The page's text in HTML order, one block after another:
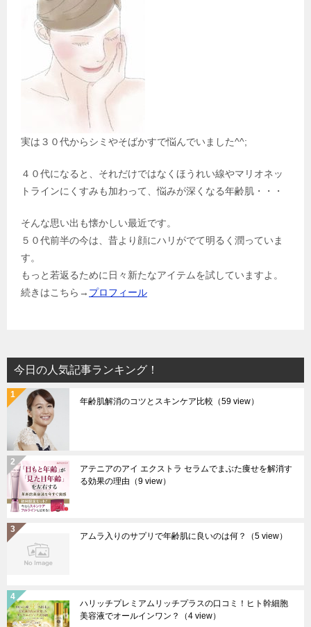
実は３０代からシミやそばかすで悩んでいました^^;
４０代になると、それだけではなくほうれい線やマリオネッ
トラインにくすみも加わって、悩みが深くなる年齢肌・・・
そんな思い出も懐かしい最近です。
５０代前半の今は、昔より顔にハリがでて明るく潤っていま
す。
もっと若返るために日々新たなアイテムを試していますよ。
続きはこちら→ プロフィール
今日の人気記事ランキング！
年齢肌解消のコツとスキンケア比較 （59 view）
アテニアのアイ エクストラ セラムでまぶた痩せを解消す
る効果の理由 （9 view）
アムラ入りのサプリで年齢肌に良いのは何？ （5 view）
ハリッチプレミアムリッチプラスの口コミ！ヒト幹細胞
美容液でオールインワン？
（4 view）